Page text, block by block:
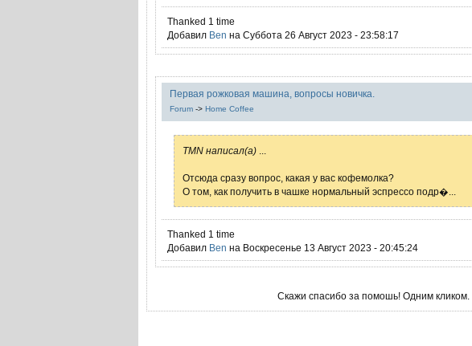
Thanked 1 time
Добавил Ben на Суббота 26 Август 2023 - 23:58:17
Первая рожковая машина, вопросы новичка.
Forum -> Home Coffee
TMN написал(а)
Отсюда сразу вопрос, какая у вас кофемолка?
О том, как получить в чашке нормальный эспрессо подр�...
Thanked 1 time
Добавил Ben на Воскресенье 13 Август 2023 - 20:45:24
Скажи спасибо за помошь! Одним кликом.